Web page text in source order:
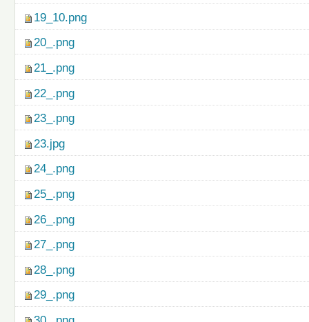
19_10.png
20_.png
21_.png
22_.png
23_.png
23.jpg
24_.png
25_.png
26_.png
27_.png
28_.png
29_.png